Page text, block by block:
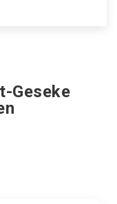
Geseke